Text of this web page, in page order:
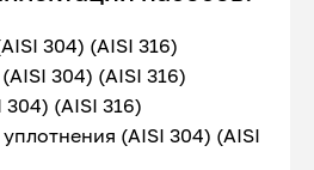
304) (AISI 316)
304) (AISI 316)
304) (AISI 316)
(AISI 304) (AISI